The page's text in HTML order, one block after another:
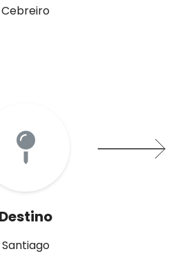
Cebreiro
Destino
Santiago